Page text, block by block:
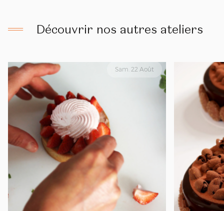
Découvrir nos autres ateliers
Sam. 22 Août